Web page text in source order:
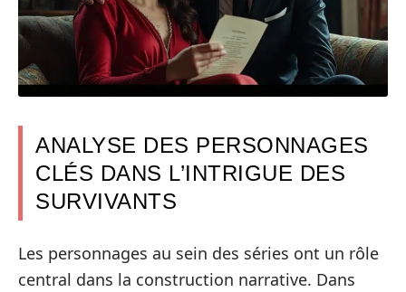
ANALYSE DES PERSONNAGES
CLÉS DANS L’INTRIGUE DES
SURVIVANTS
Les personnages au sein des séries ont un rôle
central dans la construction narrative. Dans